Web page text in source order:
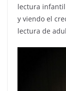
lectura
y viendo el
lectura de